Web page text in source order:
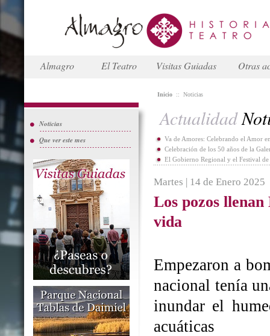
Almagro El Teatro Visitas Guiadas Otras
Noticias
Que ver este mes
Inicio :: Noticias
Actualidad
Va de Amores: Celebrando el Amor
Celebración de los 50 años de la
El Gobierno Regional y el Festival
Martes | 14 de Enero 2025
Los pozos
vida
Empezaron a
nacional tenía
inundar el
acuáticas